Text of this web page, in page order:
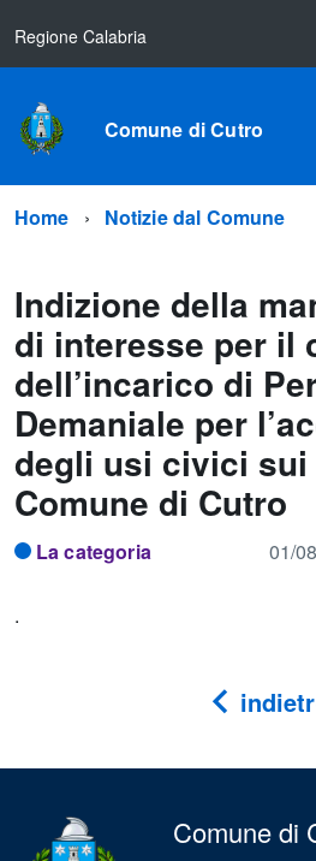
Regione Calabria
Comune di Cutro
Home Notizie dal Comune
Indizione della
di interesse per il
dell’incarico di
Demaniale per
degli usi civici sui
Comune di Cutro
La categoria 01/
.
Comune di